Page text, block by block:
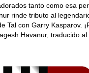
tanto como esa
rinde tributo al
Tal con Garry Kasparov.
Havanur, traducido al